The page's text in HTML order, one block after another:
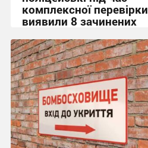
комплексної перевірки
виявили 8 зачинених
15:36, 7.08.2026